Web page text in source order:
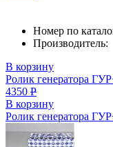
Номер по
Производитель:
В корзину
Ролик генератора
4350 Р
В корзину
Ролик генератора